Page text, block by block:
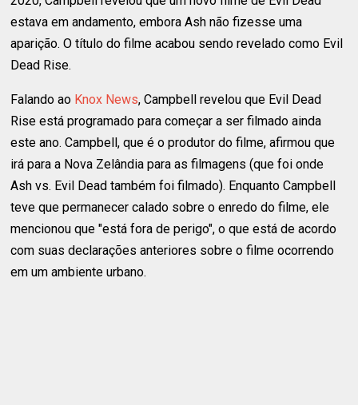
estava em andamento, embora Ash não fizesse uma
aparição. O título do filme acabou sendo revelado como Evil
Dead Rise.
Falando ao Knox News, Campbell revelou que Evil Dead
Rise está programado para começar a ser filmado ainda
este ano. Campbell, que é o produtor do filme, afirmou que
irá para a Nova Zelândia para as filmagens (que foi onde
Ash vs. Evil Dead também foi filmado). Enquanto Campbell
teve que permanecer calado sobre o enredo do filme, ele
mencionou que "está fora de perigo", o que está de acordo
com suas declarações anteriores sobre o filme ocorrendo
em um ambiente urbano.